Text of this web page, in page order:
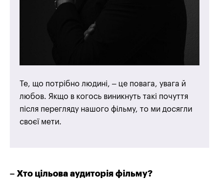
Те, що потрібно людині, – це повага, увага й
любов. Якщо в когось виникнуть такі почуття
після перегляду нашого фільму, то ми досягли
своєї мети.
– Хто цільова аудиторія фільму?